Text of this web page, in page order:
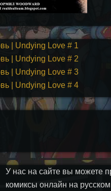
| Undying Love # 1
| Undying Love # 2
| Undying Love # 3
| Undying Love # 4
У нас на сайте вы можете
комиксы онлайн на